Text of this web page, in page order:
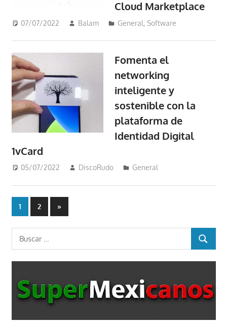
Cloud Marketplace
07/07/2022 Balam General,Software
Fomenta el
networking
inteligente y
sostenible con la
plataforma de
Identidad Digital
1vCard
05/07/2022 DiscoRudo General
Paginación
de
entradas
1 2
Siguientes
entradas
»
Buscar:
BUSCAR